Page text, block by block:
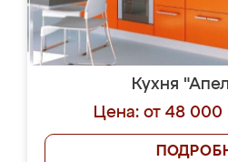
Кухня
Цена: от 48 000